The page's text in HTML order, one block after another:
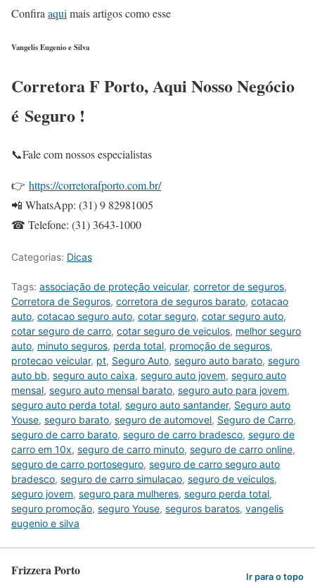
Confira aqui mais artigos como esse
Vangelis Eugenio e Silva
Corretora F Porto, Aqui Nosso Negócio
é Seguro !
📞Fale com nossos especialistas
👉 https://corretorafporto.com.br/
📲 WhatsApp: (31) 9 82981005
☎ Telefone: (31) 3643-1000
Categorias: Dicas
Tags: associação de proteção veicular, corretor de seguros,
Corretora de Seguros, corretora de seguros barato, cotacao
auto, cotacao seguro auto, cotar seguro, cotar seguro auto,
cotar seguro de carro, cotar seguro de veiculos, melhor seguro
auto, minuto seguros, perda total, promoção de seguros,
protecao veicular, pt, Seguro Auto, seguro auto barato, seguro
auto bb, seguro auto caixa, seguro auto jovem, seguro auto
mensal, seguro auto mensal barato, seguro auto para jovem,
seguro auto perda total, seguro auto santander, Seguro auto
Youse, seguro barato, seguro de automovel, Seguro de Carro,
seguro de carro barato, seguro de carro bradesco, seguro de
carro em 10x, seguro de carro minuto, seguro de carro online,
seguro de carro portoseguro, seguro de carro seguro auto
bradesco, seguro de carro simulacao, seguro de veiculos,
seguro jovem, seguro para mulheres, seguro perda total,
seguro promoção, seguro Youse, seguros baratos, vangelis
eugenio e silva
Frizzera Porto Ir para o topo